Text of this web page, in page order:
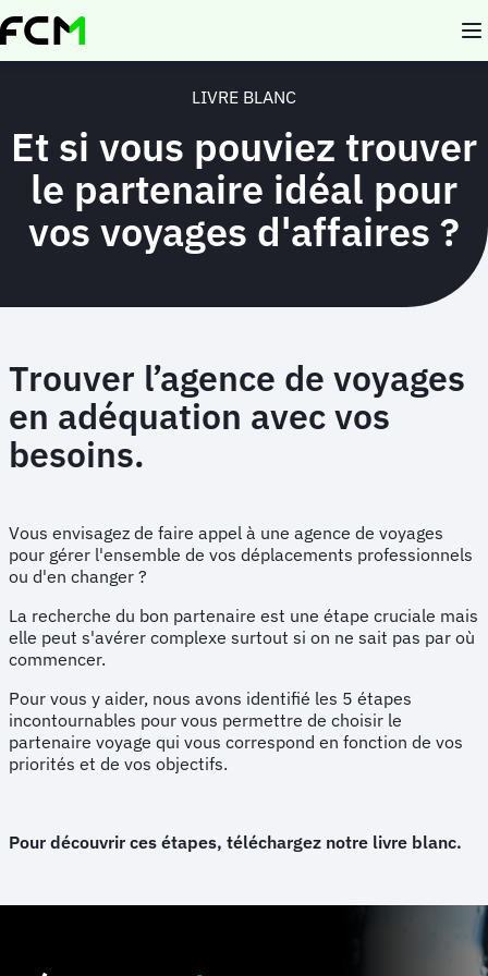
Aller
au
LIVRE BLANC
Et si vous pouviez trouver
le partenaire idéal pour
vos voyages d'affaires ?
Trouver l’agence de voyages
en adéquation avec vos
besoins.
Vous envisagez de faire appel à une agence de voyages
pour gérer l'ensemble de vos déplacements professionnels
ou d'en changer ?
La recherche du bon partenaire est une étape cruciale mais
elle peut s'avérer complexe surtout si on ne sait pas par où
commencer.
Pour vous y aider, nous avons identifié les 5 étapes
incontournables pour vous permettre de choisir le
partenaire voyage qui vous correspond en fonction de vos
priorités et de vos objectifs.
Pour découvrir ces étapes, téléchargez notre livre blanc.